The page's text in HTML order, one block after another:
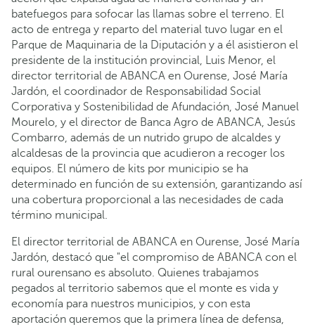
batefuegos para sofocar las llamas sobre el terreno. El
acto de entrega y reparto del material tuvo lugar en el
Parque de Maquinaria de la Diputación y a él asistieron el
presidente de la institución provincial, Luis Menor, el
director territorial de ABANCA en Ourense, José María
Jardón, el coordinador de Responsabilidad Social
Corporativa y Sostenibilidad de Afundación, José Manuel
Mourelo, y el director de Banca Agro de ABANCA, Jesús
Combarro, además de un nutrido grupo de alcaldes y
alcaldesas de la provincia que acudieron a recoger los
equipos. El número de kits por municipio se ha
determinado en función de su extensión, garantizando así
una cobertura proporcional a las necesidades de cada
término municipal.
El director territorial de ABANCA en Ourense, José María
Jardón, destacó que "el compromiso de ABANCA con el
rural ourensano es absoluto. Quienes trabajamos
pegados al territorio sabemos que el monte es vida y
economía para nuestros municipios, y con esta
aportación queremos que la primera línea de defensa,